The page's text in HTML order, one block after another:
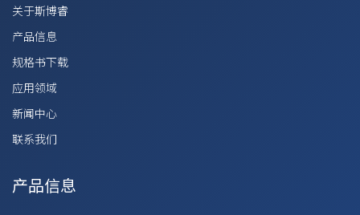
关于斯博睿
产品信息
规格书下载
应用领域
新闻中心
联系我们
产品信息